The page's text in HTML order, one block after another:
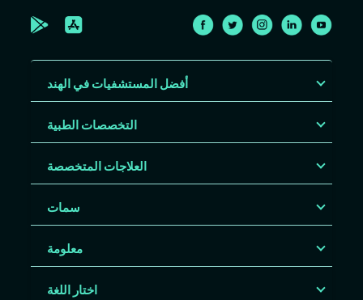
أفضل المستشفيات في الهند
التخصصات الطبية
العلاجات المتخصصة
سمات
معلومة
اختار اللغة